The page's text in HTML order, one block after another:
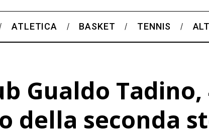
ATLETICA BASKET TENNIS
Gualdo
della seconda